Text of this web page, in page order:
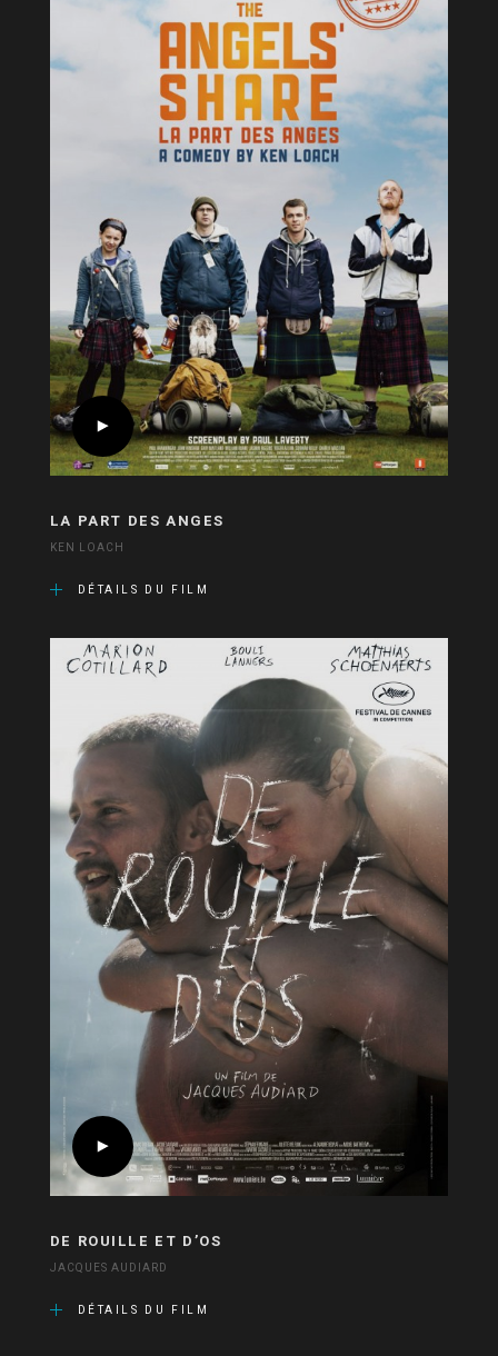
LA PART DES ANGES
KEN LOACH
DÉTAILS DU FILM
DE ROUILLE ET D’OS
JACQUES AUDIARD
DÉTAILS DU FILM